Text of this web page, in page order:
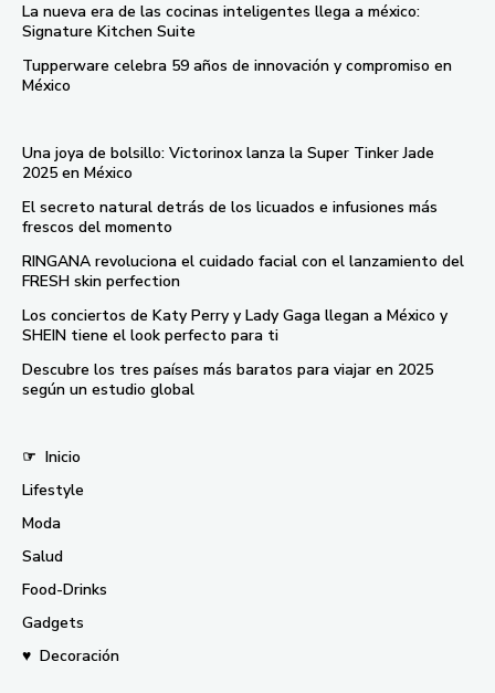
La nueva era de las cocinas inteligentes llega a méxico:
Signature Kitchen Suite
Tupperware celebra 59 años de innovación y compromiso en
México
Una joya de bolsillo: Victorinox lanza la Super Tinker Jade
2025 en México
El secreto natural detrás de los licuados e infusiones más
frescos del momento
RINGANA revoluciona el cuidado facial con el lanzamiento del
FRESH skin perfection
Los conciertos de Katy Perry y Lady Gaga llegan a México y
SHEIN tiene el look perfecto para ti
Descubre los tres países más baratos para viajar en 2025
según un estudio global
☞ Inicio
Lifestyle
Moda
Salud
Food-Drinks
Gadgets
♥ Decoración